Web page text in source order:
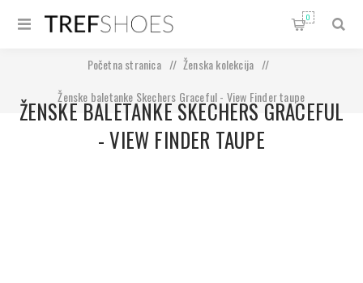
0
Početna stranica / Ženska kolekcija
/
Ženske baletanke Skechers Graceful - View Finder taupe
ŽENSKE BALETANKE SKECHERS GRACEFUL
- VIEW FINDER TAUPE